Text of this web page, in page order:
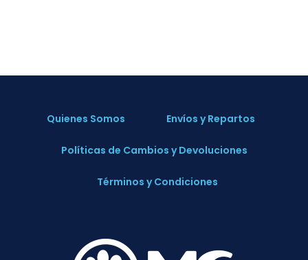
Quienes Somos Envíos y Repartos
Políticas de Cambios y Devoluciones
Términos y Condiciones